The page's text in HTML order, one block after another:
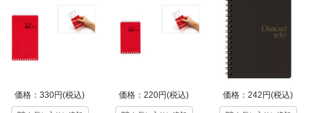
価格：330円(税込) 価格：220円(税込) 価格：242円(税込)